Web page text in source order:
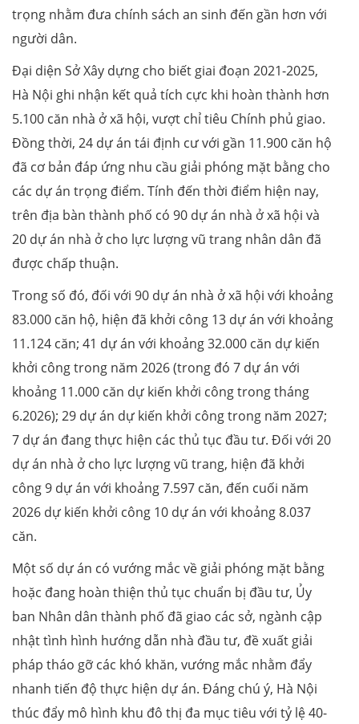
trọng nhằm đưa chính sách an sinh đến gần hơn với
người dân.
Đại diện Sở Xây dựng cho biết giai đoạn 2021-2025,
Hà Nội ghi nhận kết quả tích cực khi hoàn thành hơn
5.100 căn nhà ở xã hội, vượt chỉ tiêu Chính phủ giao.
Đồng thời, 24 dự án tái định cư với gần 11.900 căn hộ
đã cơ bản đáp ứng nhu cầu giải phóng mặt bằng cho
các dự án trọng điểm. Tính đến thời điểm hiện nay,
trên địa bàn thành phố có 90 dự án nhà ở xã hội và
20 dự án nhà ở cho lực lượng vũ trang nhân dân đã
được chấp thuận.
Trong số đó, đối với 90 dự án nhà ở xã hội với khoảng
83.000 căn hộ, hiện đã khởi công 13 dự án với khoảng
11.124 căn; 41 dự án với khoảng 32.000 căn dự kiến
khởi công trong năm 2026 (trong đó 7 dự án với
khoảng 11.000 căn dự kiến khởi công trong tháng
6.2026); 29 dự án dự kiến khởi công trong năm 2027;
7 dự án đang thực hiện các thủ tục đầu tư. Đối với 20
dự án nhà ở cho lực lượng vũ trang, hiện đã khởi
công 9 dự án với khoảng 7.597 căn, đến cuối năm
2026 dự kiến khởi công 10 dự án với khoảng 8.037
căn.
Một số dự án có vướng mắc về giải phóng mặt bằng
hoặc đang hoàn thiện thủ tục chuẩn bị đầu tư, Ủy
ban Nhân dân thành phố đã giao các sở, ngành cập
nhật tình hình hướng dẫn nhà đầu tư, đề xuất giải
pháp tháo gỡ các khó khăn, vướng mắc nhằm đẩy
nhanh tiến độ thực hiện dự án. Đáng chú ý, Hà Nội
thúc đẩy mô hình khu đô thị đa mục tiêu với tỷ lệ 40-